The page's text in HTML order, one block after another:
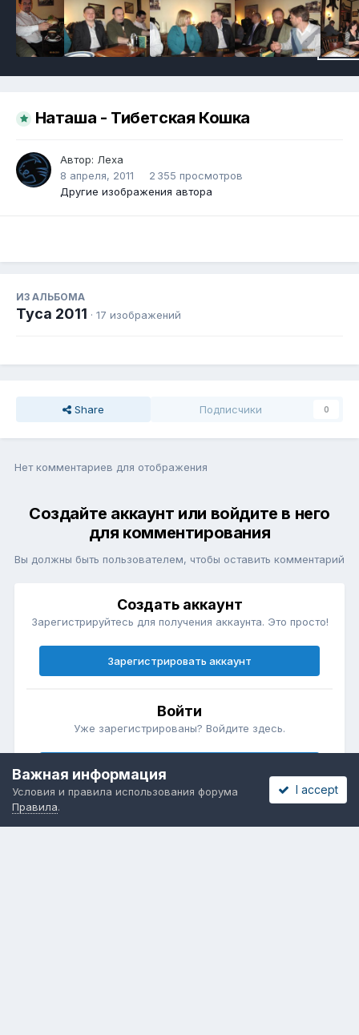
Наташа - Тибетская Кошка
Автор: Леха
8 апреля, 2011
2 355 просмотров
Другие изображения автора
ИЗ АЛЬБОМА
Туса 2011 · 17 изображений
Share Подписчики 0
Нет комментариев для отображения
Создайте аккаунт или войдите в него
для комментирования
Вы должны быть пользователем, чтобы оставить комментарий
Создать аккаунт
Зарегистрируйтесь для получения аккаунта. Это просто!
Зарегистрировать аккаунт
Войти
Уже зарегистрированы? Войдите здесь.
Важная информация
Условия и правила использования форума
Правила.
I accept